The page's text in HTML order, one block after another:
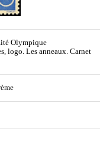
Olympique
logo. Les anneaux. Carnet